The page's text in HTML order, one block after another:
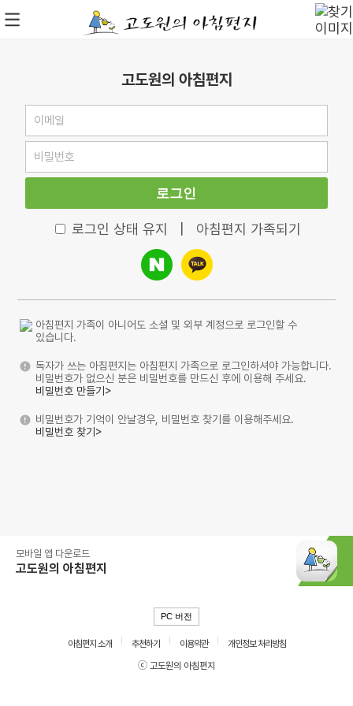
고도원의 아침편지
로그인
로그인 상태 유지 아침편지 가족되기
아침편지 가족이 아니어도 소셜 및 외부 계정으로 로그인할 수
있습니다.
독자가 쓰는 아침편지는 아침편지 가족으로 로그인하셔야 가능합니다.
비밀번호가 없으신 분은 비밀번호를 만드신 후에 이용해 주세요.
비밀번호 만들기>
비밀번호가 기억이 안날경우, 비밀번호 찾기를 이용해주세요.
비밀번호 찾기>
모바일 앱 다운로드
고도원의 아침편지
PC 버전
아침편지 소개 추천하기 이용약관
개인정보 처리방침
ⓒ 고도원의 아침편지